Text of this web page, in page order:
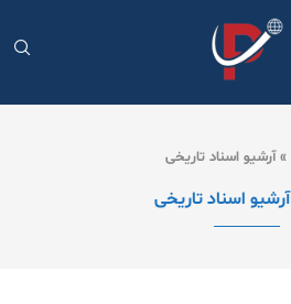
»آرشیو اسناد تاریخی
آرشیو اسناد تاریخی